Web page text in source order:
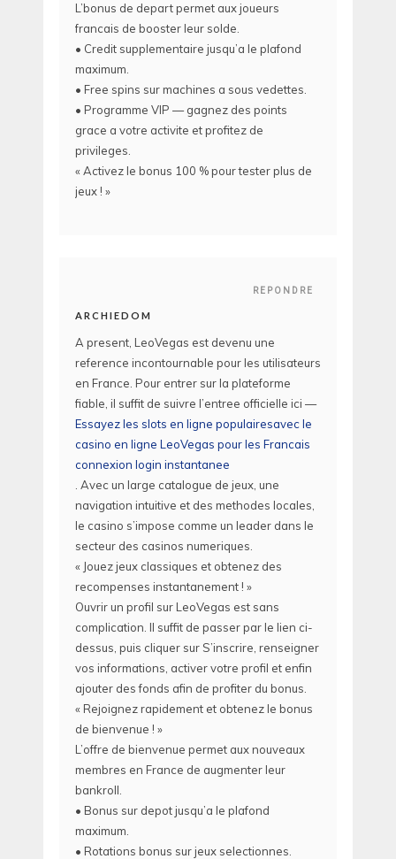
L’bonus de depart permet aux joueurs
francais de booster leur solde.
• Credit supplementaire jusqu’a le plafond
maximum.
• Free spins sur machines a sous vedettes.
• Programme VIP — gagnez des points
grace a votre activite et profitez de
privileges.
« Activez le bonus 100 % pour tester plus de
jeux ! »
REPONDRE
ARCHIEDOM
A present, LeoVegas est devenu une
reference incontournable pour les utilisateurs
en France. Pour entrer sur la plateforme
fiable, il suffit de suivre l’entree officielle ici —
Essayez les slots en ligne populairesavec le
casino en ligne LeoVegas pour les Francais
connexion login instantanee
. Avec un large catalogue de jeux, une
navigation intuitive et des methodes locales,
le casino s’impose comme un leader dans le
secteur des casinos numeriques.
« Jouez jeux classiques et obtenez des
recompenses instantanement ! »
Ouvrir un profil sur LeoVegas est sans
complication. Il suffit de passer par le lien ci-
dessus, puis cliquer sur S’inscrire, renseigner
vos informations, activer votre profil et enfin
ajouter des fonds afin de profiter du bonus.
« Rejoignez rapidement et obtenez le bonus
de bienvenue ! »
L’offre de bienvenue permet aux nouveaux
membres en France de augmenter leur
bankroll.
• Bonus sur depot jusqu’a le plafond
maximum.
• Rotations bonus sur jeux selectionnes.